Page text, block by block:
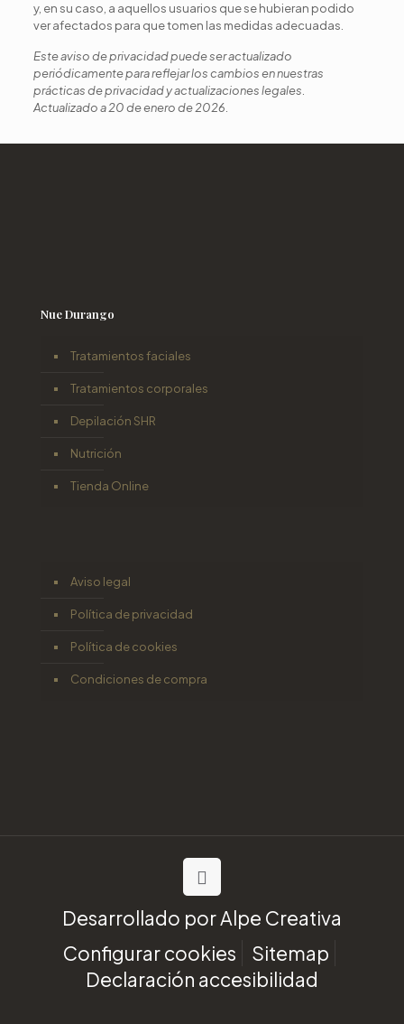
y, en su caso, a aquellos usuarios que se hubieran podido
ver afectados para que tomen las medidas adecuadas.
Este aviso de privacidad puede ser actualizado
periódicamente para reflejar los cambios en nuestras
prácticas de privacidad y actualizaciones legales.
Actualizado a 20 de enero de 2026.
Nue Durango
Tratamientos faciales
Tratamientos corporales
Depilación SHR
Nutrición
Tienda Online
Aviso legal
Política de privacidad
Política de cookies
Condiciones de compra
Desarrollado porAlpe Creativa
Configurar cookies
Sitemap
Declaración accesibilidad